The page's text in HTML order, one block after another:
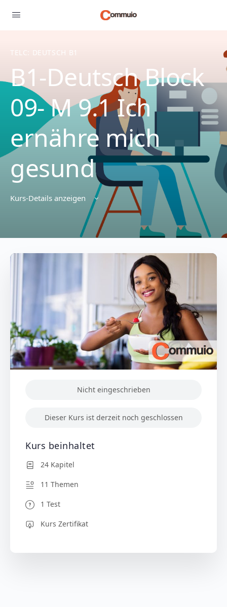
TELC: DEUTSCH B1
B1-Deutsch Block
09- M 9.1 Ich
ernähre mich
gesund
Kurs-Details anzeigen
Nicht eingeschrieben
Dieser Kurs ist derzeit noch geschlossen
Kurs beinhaltet
24 Kapitel
11 Themen
1 Test
Kurs Zertifikat